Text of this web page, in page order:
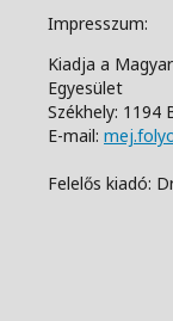
Impresszum:
Kiadja a
Egyesület
Székhely: 1194
E-mail:
Felelős kiadó: